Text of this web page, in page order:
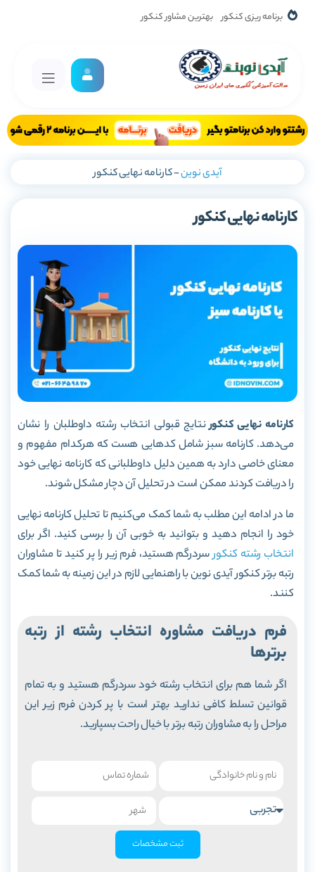
برنامه ریزی کنکور بهترین مشاور کنکور
آیدی نوین-کارنامه نهایی کنکور
کارنامه نهایی کنکور
کارنامه نهایی کنکورنتایج قبولی انتخاب رشته داوطلبان را نشان
می‌دهد. کارنامه سبز شامل کدهایی هست که هرکدام مفهوم و
معنای خاصی دارد به همین دلیل داوطلبانی که کارنامه نهایی خود
را دریافت کردند ممکن است در تحلیل آن دچار مشکل شوند.
ما در ادامه این مطلب به شما کمک می‌کنیم تا تحلیل کارنامه نهایی
خود را انجام دهید و بتوانید به خوبی آن را برسی کنید. اگر برای
انتخاب رشته کنکورسردرگم هستید، فرم زیر را پر کنید تا مشاوران
رتبه برتر کنکور آیدی نوین با راهنمایی لازم در این زمینه به شما کمک
کنند.
فرم دریافت مشاوره انتخاب رشته از رتبه
برترها
اگر شما هم برای انتخاب رشته خود سردرگم هستید و به تمام
قوانین تسلط کافی ندارید بهتر است با پر کردن فرم زیر این
مراحل را به مشاوران رتبه برتر با خیال راحت بسپارید.
ثبت مشخصات